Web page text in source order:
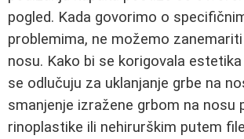
pogled. Kada govorimo o
problemima, ne možemo
nosu. Kako bi se korigovala
se odlučuju za uklanjanje grbe na
smanjenje izražene grbom na nosu
rinoplastike ili nehirurškim putem